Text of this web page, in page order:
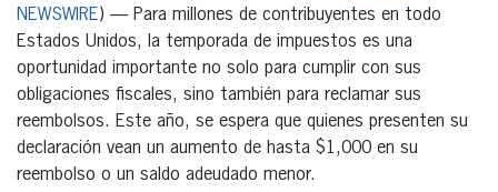
NEWSWIRE) — Para millones de contribuyentes en todo
Estados Unidos, la temporada de impuestos es una
oportunidad importante no solo para cumplir con sus
obligaciones fiscales, sino también para reclamar sus
reembolsos. Este año, se espera que quienes presenten su
declaración vean un aumento de hasta $1,000 en su
reembolso o un saldo adeudado menor.